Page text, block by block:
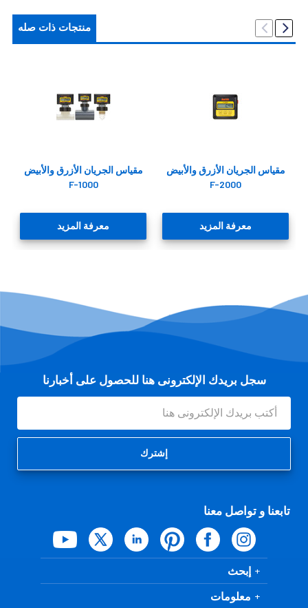
منتجات ذات صله
مقياس الجريان الأزرق والأبيض
F-1000
معرفة المزيد
مقياس الجريان الأزرق والأبيض
F-2000
معرفة المزيد
سجل بريدك الإلكترونى هنا للحصول على أخبارنا
عنوان
البريد
تابعنا و تواصل معنا
إبحث
معلومات